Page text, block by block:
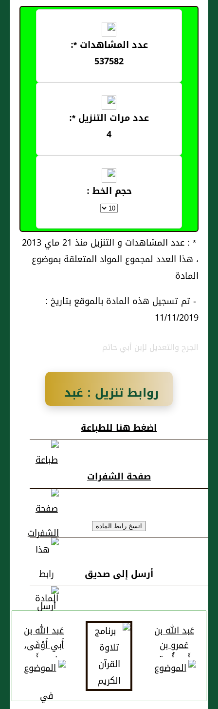
عدد المشاهدات *:
537582
عدد مرات التنزيل *:
4
حجم الخط :
* : عدد المشاهدات و التنزيل منذ 21 ماي 2013
، هذا العدد لمجموع المواد المتعلقة بموضوع
المادة
- تم تسجيل هذه المادة بالموقع بتاريخ :
11/11/2019
الجرح والتعديل لإبن أبي حاتم
روابط تنزيل : عَبد
الله بن عَمرو بن
مسلم الجندي
اضغط هنا للطباعة
صفحة الشفرات
أرسل إلى صديق
عَبد الله بن
عَمرو بن
أَبي أُمية
أَبو عَمرو
عَبد الله بن
أَبي أَوْفَى،
واسم أَبي
أَوْفَى
علقمة
الأَسلَمي